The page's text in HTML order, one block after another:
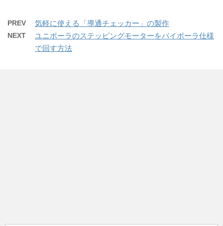
PREV 気軽に使える「導通チェッカー」の製作
NEXT
ユニポーラのステッピングモーターをバイポーラ仕様
で回す方法